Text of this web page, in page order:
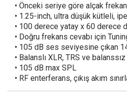
• Önceki seriye göre alçak
• 1.25-inch, ultra düşük kütleli,
• 100 derece yatay x 60 derece
• Doğru frekans cevabı için
• 105 dB ses seviyesine çıkan
• Balanslı XLR, TRS ve
• 105 dB max SPL
• RF enterferans, çıkış akım